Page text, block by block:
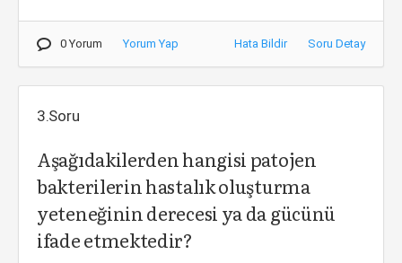
0 Yorum Yorum Yap Hata Bildir Soru Detay
3.Soru
Aşağıdakilerden hangisi patojen
bakterilerin hastalık oluşturma
yeteneğinin derecesi ya da gücünü
ifade etmektedir?